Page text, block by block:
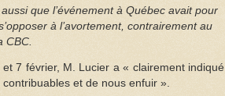
que l’événement à Québec avait pour
à l’avortement, contrairement au
CBC.
7 février, M. Lucier a « clairement indiqué
et de nous enfuir ».